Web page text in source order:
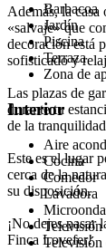
Además, la casa
«salvaje» que
decoración está
sofisticado y
Las plazas de
durante tu
de la
Este es el lugar
cerca de la
su disposición.
¡No dejes pasar
Finca Lovefer!
Barbacoa
Jardín
Piscina
Terraza
Zona de
Interior
Aire
Cocina
Comedor
Lavadora
Televisión
Televisión